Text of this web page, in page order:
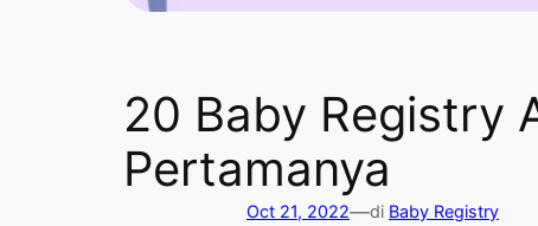
20 Baby Registry
Pertamanya
Oct 21, 2022—di Baby Registry